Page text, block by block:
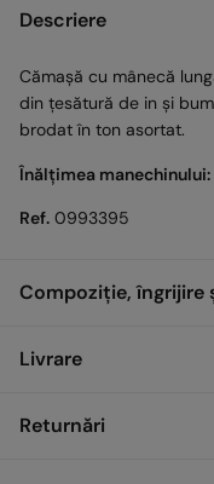
Descriere
Cămașă cu mânecă
din țesătură de in și
brodat în ton asortat.
Înălțimea
Ref. 0993395
Compoziție, îngrijire
Compoziţie
Îngrijire
Livrare
Ridicare din magazin
Returnări